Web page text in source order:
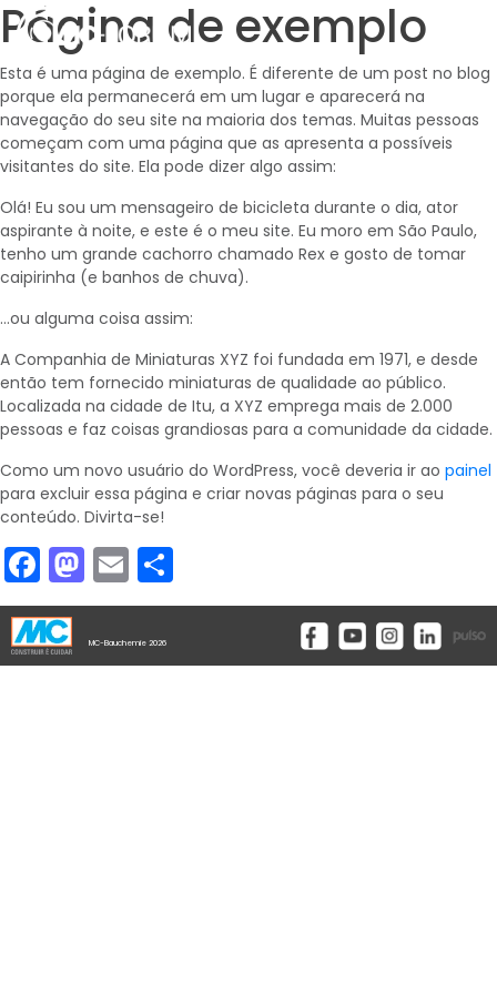
Página de exemplo
Esta é uma página de exemplo. É diferente de um post no blog
porque ela permanecerá em um lugar e aparecerá na
navegação do seu site na maioria dos temas. Muitas pessoas
começam com uma página que as apresenta a possíveis
visitantes do site. Ela pode dizer algo assim:
Olá! Eu sou um mensageiro de bicicleta durante o dia, ator
aspirante à noite, e este é o meu site. Eu moro em São Paulo,
tenho um grande cachorro chamado Rex e gosto de tomar
caipirinha (e banhos de chuva).
…ou alguma coisa assim:
A Companhia de Miniaturas XYZ foi fundada em 1971, e desde
então tem fornecido miniaturas de qualidade ao público.
Localizada na cidade de Itu, a XYZ emprega mais de 2.000
pessoas e faz coisas grandiosas para a comunidade da cidade.
Como um novo usuário do WordPress, você deveria ir ao painel
para excluir essa página e criar novas páginas para o seu
conteúdo. Divirta-se!
Facebook
Mastodon
Email
MC-Bauchemie 2026